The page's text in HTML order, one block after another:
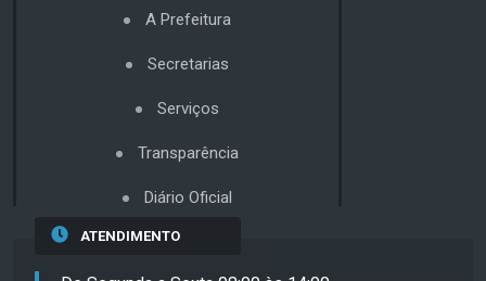
A Prefeitura
Secretarias
Serviços
Transparência
Diário Oficial
ATENDIMENTO